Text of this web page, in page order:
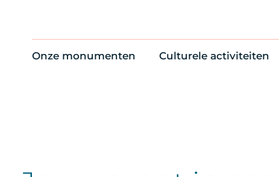
Onze monumenten Culturele activiteiten